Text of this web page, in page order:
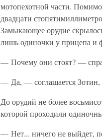
мотопехотной части.
двадцати
Замыкающее орудие
лишь одиночки у прицепа и
— Почему они стоят? —
— Да, — соглашается
До орудий не более
которой проходили
— Нет... ничего не выйдет,